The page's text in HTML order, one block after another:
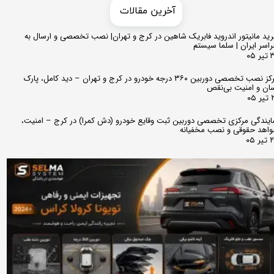
مانیتور اندروید فابریک شاهین در کرج و تهران| نصب تخصصی و ارسال به
ایران | سلما سیستم
مرکز نصب تخصصی دوربین ۳۶۰ درجه خودرو در کرج و تهران – دید کامل، پارک
و امنیت بی‌نقص
مرکزی تخصصی دوربین ثبت وقایع خودرو (دش کمرا) در کرج – امنیت،
حقوقی و نصب مخفیانه
​​آخرین مقالات